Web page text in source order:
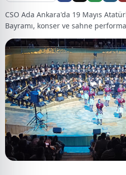
CSO Ada Ankara'da 19 Mayıs
Bayramı, konser ve sahne